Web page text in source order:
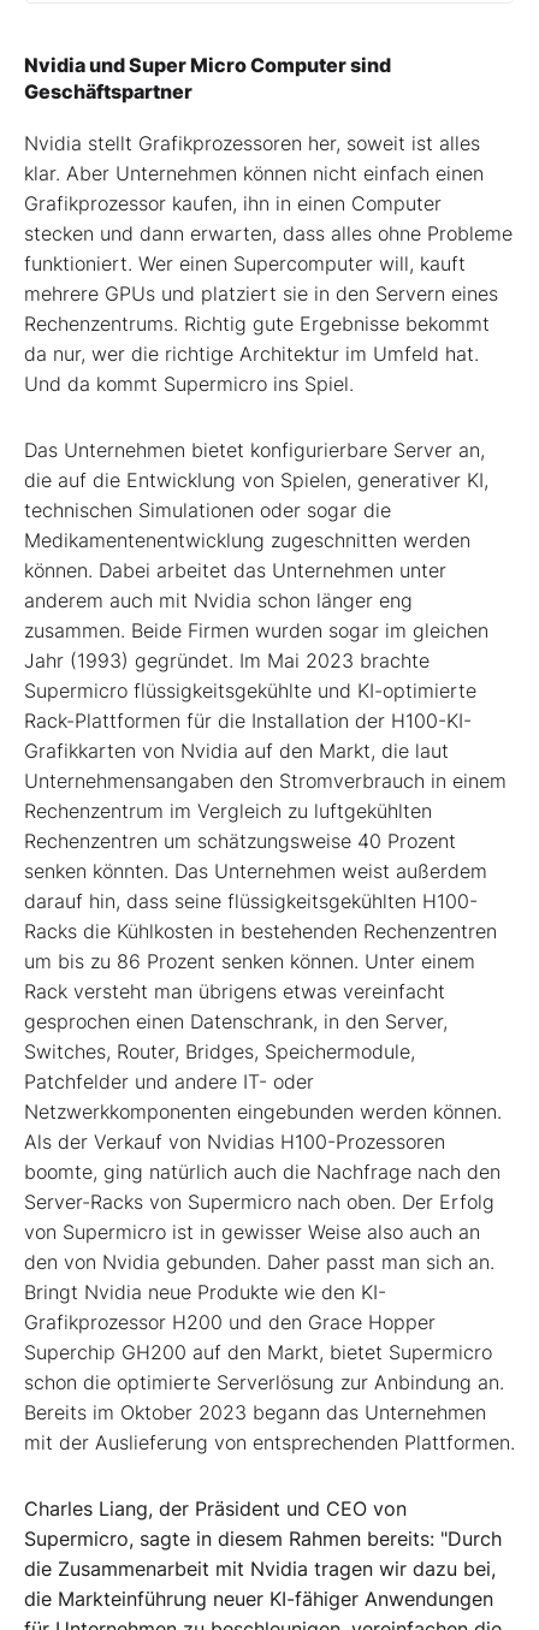
Nvidia und Super Micro Computer sind
Geschäftspartner
Nvidia stellt Grafikprozessoren her, soweit ist alles
klar. Aber Unternehmen können nicht einfach einen
Grafikprozessor kaufen, ihn in einen Computer
stecken und dann erwarten, dass alles ohne Probleme
funktioniert. Wer einen Supercomputer will, kauft
mehrere GPUs und platziert sie in den Servern eines
Rechenzentrums. Richtig gute Ergebnisse bekommt
da nur, wer die richtige Architektur im Umfeld hat.
Und da kommt Supermicro ins Spiel.
Das Unternehmen bietet konfigurierbare Server an,
die auf die Entwicklung von Spielen, generativer KI,
technischen Simulationen oder sogar die
Medikamentenentwicklung zugeschnitten werden
können. Dabei arbeitet das Unternehmen unter
anderem auch mit Nvidia schon länger eng
zusammen. Beide Firmen wurden sogar im gleichen
Jahr (1993) gegründet. Im Mai 2023 brachte
Supermicro flüssigkeitsgekühlte und KI-optimierte
Rack-Plattformen für die Installation der H100-KI-
Grafikkarten von Nvidia auf den Markt, die laut
Unternehmensangaben den Stromverbrauch in einem
Rechenzentrum im Vergleich zu luftgekühlten
Rechenzentren um schätzungsweise 40 Prozent
senken könnten. Das Unternehmen weist außerdem
darauf hin, dass seine flüssigkeitsgekühlten H100-
Racks die Kühlkosten in bestehenden Rechenzentren
um bis zu 86 Prozent senken können. Unter einem
Rack versteht man übrigens etwas vereinfacht
gesprochen einen Datenschrank, in den Server,
Switches, Router, Bridges, Speichermodule,
Patchfelder und andere IT- oder
Netzwerkkomponenten eingebunden werden können.
Als der Verkauf von Nvidias H100-Prozessoren
boomte, ging natürlich auch die Nachfrage nach den
Server-Racks von Supermicro nach oben. Der Erfolg
von Supermicro ist in gewisser Weise also auch an
den von Nvidia gebunden. Daher passt man sich an.
Bringt Nvidia neue Produkte wie den KI-
Grafikprozessor H200 und den Grace Hopper
Superchip GH200 auf den Markt, bietet Supermicro
schon die optimierte Serverlösung zur Anbindung an.
Bereits im Oktober 2023 begann das Unternehmen
mit der Auslieferung von entsprechenden Plattformen.
Charles Liang, der Präsident und CEO von
Supermicro, sagte in diesem Rahmen bereits: "Durch
die Zusammenarbeit mit Nvidia tragen wir dazu bei,
die Markteinführung neuer KI-fähiger Anwendungen